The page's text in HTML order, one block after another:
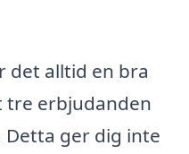
det alltid en bra
tre erbjudanden
ger dig inte